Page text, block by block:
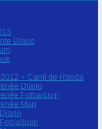
Diario
+ Camì de Ronda
Diario
Fotoalbum
Map